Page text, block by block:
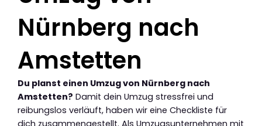
Nürnberg nach
Amstetten
Du planst einen Umzug von Nürnberg nach
Amstetten? Damit dein Umzug stressfrei und
reibungslos verläuft, haben wir eine Checkliste für
dich zusammengestellt. Als Umzugsunternehmen mit